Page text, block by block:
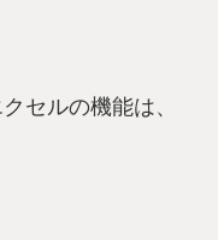
セルの機能は、